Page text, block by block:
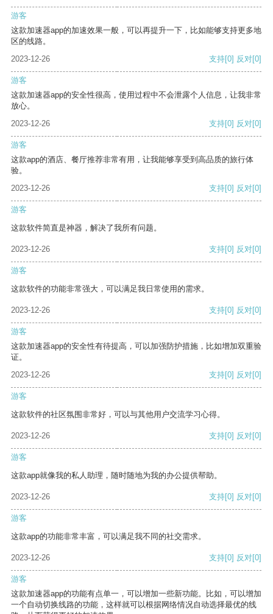
游客
这款加速器app的加速效果一般，可以再提升一下，比如能够支持更多地
区的线路。
2023-12-26
支持[0] 反对[0]
游客
这款加速器app的安全性很高，使用过程中不会泄露个人信息，让我非常
放心。
2023-12-26
支持[0] 反对[0]
游客
这款app的酒店、餐厅推荐非常有用，让我能够享受到高品质的旅行体
验。
2023-12-26
支持[0] 反对[0]
游客
这款软件简直是神器，解决了我所有问题。
2023-12-26 支持[0] 反对[0]
游客
这款软件的功能非常强大，可以满足我日常使用的需求。
2023-12-26 支持[0] 反对[0]
游客
这款加速器app的安全性有待提高，可以加强防护措施，比如增加双重验
证。
2023-12-26
支持[0] 反对[0]
游客
这款软件的社区氛围非常好，可以与其他用户交流学习心得。
2023-12-26 支持[0] 反对[0]
游客
这款app就像我的私人助理，随时随地为我的办公提供帮助。
2023-12-26 支持[0] 反对[0]
游客
这款app的功能非常丰富，可以满足我不同的社交需求。
2023-12-26 支持[0] 反对[0]
游客
这款加速器app的功能有点单一，可以增加一些新功能。比如，可以增加
一个自动切换线路的功能，这样就可以根据网络情况自动选择最优的线